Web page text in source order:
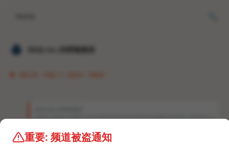
𝐙𝐆𝐐 ɪɴᴄ.的唠嗑频道
https://www.reddit.com/r/freenom/comments/1akf1cv/every_domain_is
解析不了了。
重要: 频道被盗通知